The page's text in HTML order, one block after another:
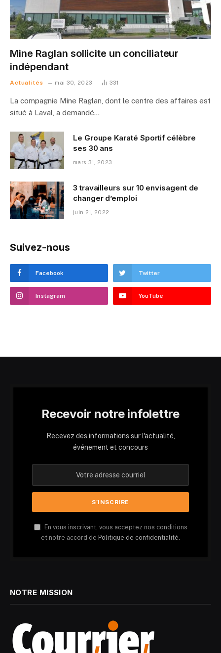
Mine Raglan sollicite un conciliateur
indépendant
Actualités mai 30, 2023 331
La compagnie Mine Raglan, dont le centre des affaires est
situé à Laval, a demandé…
Le Groupe Karaté Sportif célèbre
ses 30 ans
mars 31, 2023
3 travailleurs sur 10 envisagent de
changer d’emploi
juin 21, 2022
Suivez-nous
Facebook Twitter
Instagram YouTube
Recevoir notre infolettre
Recevez des informations sur l'actualité,
événement et concours
En vous inscrivant, vous acceptez nos conditions
et notre accord de Politique de confidentialité.
NOTRE MISSION